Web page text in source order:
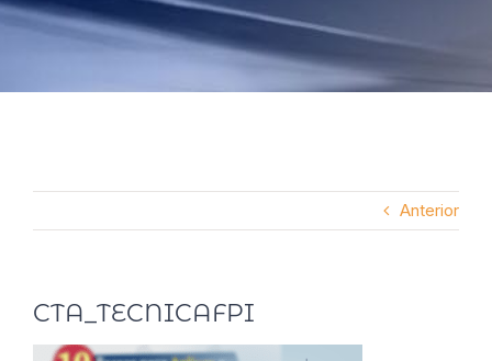
Anterior
CTA_TECNICAFPI